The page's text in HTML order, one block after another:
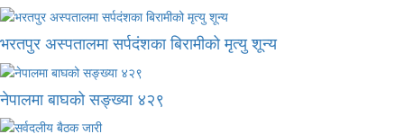
भरतपुर अस्पतालमा सर्पदंशका बिरामीको मृत्यु शून्य
नेपालमा बाघको सङ्ख्या ४२९